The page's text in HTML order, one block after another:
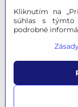
© 2026 OPTINO
Mapa stránok|
spoločnosťou
Kliknutím na
súhlas s týmto
podrobné